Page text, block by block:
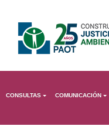
CONSULTAS COMUNICACIÓN